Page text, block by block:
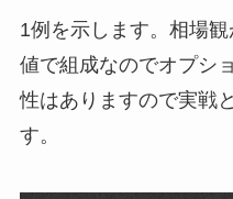
1例を示します。相場
値で組成なのでオプシ
性はありますので実戦
す。